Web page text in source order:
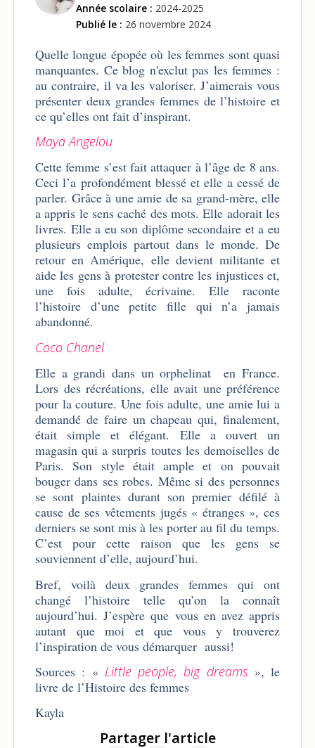
Année scolaire : 2024-2025
Publié le : 26 novembre 2024
Quelle longue épopée où les femmes sont quasi
manquantes. Ce blog n'exclut pas les femmes :
au contraire, il va les valoriser. J’aimerais vous
présenter deux grandes femmes de l’histoire et
ce qu’elles ont fait d’inspirant.
Maya Angelou
Cette femme s’est fait attaquer à l’âge de 8 ans.
Ceci l’a profondément blessé et elle a cessé de
parler. Grâce à une amie de sa grand-mère, elle
a appris le sens caché des mots. Elle adorait les
livres. Elle a eu son diplôme secondaire et a eu
plusieurs emplois partout dans le monde. De
retour en Amérique, elle devient militante et
aide les gens à protester contre les injustices et,
une fois adulte, écrivaine. Elle raconte
l’histoire d’une petite fille qui n’a jamais
abandonné.
Coco Chanel
Elle a grandi dans un orphelinat en France.
Lors des récréations, elle avait une préférence
pour la couture. Une fois adulte, une amie lui a
demandé de faire un chapeau qui, finalement,
était simple et élégant. Elle a ouvert un
magasin qui a surpris toutes les demoiselles de
Paris. Son style était ample et on pouvait
bouger dans ses robes. Même si des personnes
se sont plaintes durant son premier défilé à
cause de ses vêtements jugés « étranges », ces
derniers se sont mis à les porter au fil du temps.
C’est pour cette raison que les gens se
souviennent d’elle, aujourd’hui.
Bref, voilà deux grandes femmes qui ont
changé l’histoire telle qu’on la connaît
aujourd’hui. J’espère que vous en avez appris
autant que moi et que vous y trouverez
l’inspiration de vous démarquer aussi!
Sources : « Little people, big dreams », le
livre de l’Histoire des femmes
Kayla
Partager l'article